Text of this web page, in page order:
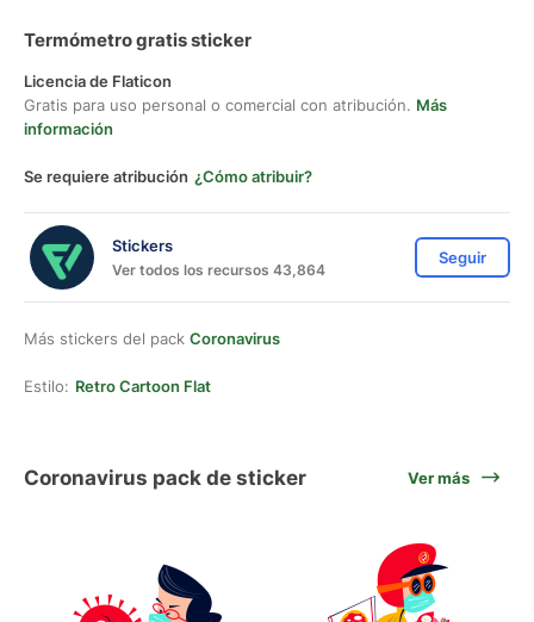
Termómetro gratis sticker
Licencia de Flaticon
Gratis para uso personal o comercial con atribución. Más
información
Se requiere atribución ¿Cómo atribuir?
Stickers
Ver todos los recursos 43,864
Seguir
Más stickers del pack Coronavirus
Estilo: Retro Cartoon Flat
Coronavirus pack de sticker Ver más